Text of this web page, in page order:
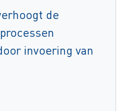
de
invoering van